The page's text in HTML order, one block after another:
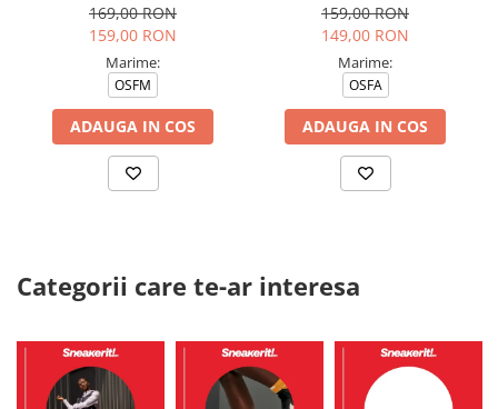
169,00 RON
159,00 RON
Marime:
OSFM
ADAUGA IN COS
159,00 RON
149,00 RON
Marime:
OSFA
ADAUGA IN COS
Categorii care te-ar interesa